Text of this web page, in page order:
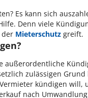
Es kann sich
Denn viele
der Mieterschutz greift.
zulässigen
kündigen will,
nach